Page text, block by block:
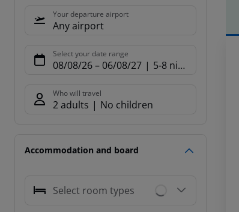
Your departure airport
Any airport
Select your date range
08/08/26– 06/08/27 5-8 nights
Who will travel
2 adults No children
Accommodation and board
Select room types